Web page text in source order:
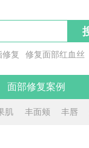
复 修复面部红血丝
面部修复案例
肌 丰面颊 丰唇